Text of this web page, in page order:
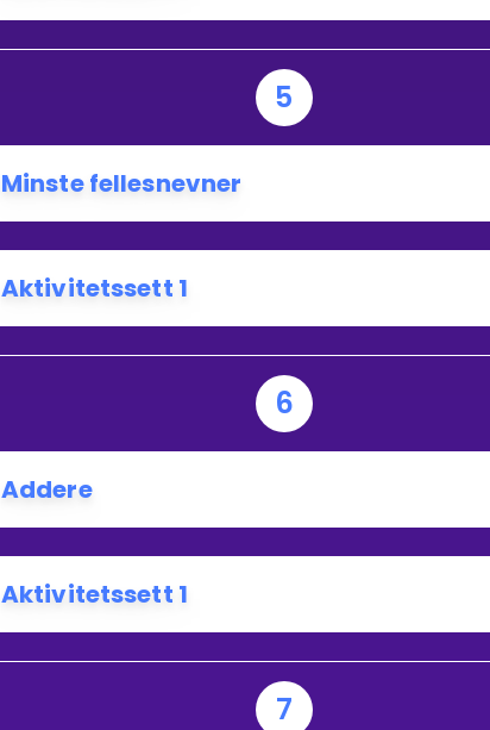
5
Minste fellesnevner
Aktivitetssett 1
6
Addere
Aktivitetssett 1
7